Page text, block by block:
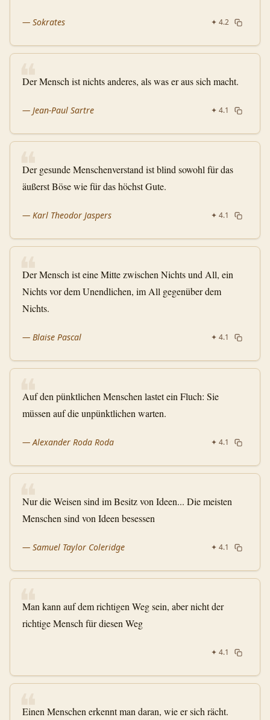
— Sokrates ✦ 4.2
❝
Der Mensch ist nichts anderes, als was er aus sich macht.
— Jean-Paul Sartre ✦ 4.1
❝
Der gesunde Menschenverstand ist blind sowohl für das
äußerst Böse wie für das höchst Gute.
— Karl Theodor Jaspers ✦ 4.1
❝
Der Mensch ist eine Mitte zwischen Nichts und All, ein
Nichts vor dem Unendlichen, im All gegenüber dem
Nichts.
— Blaise Pascal ✦ 4.1
❝
Auf den pünktlichen Menschen lastet ein Fluch: Sie
müssen auf die unpünktlichen warten.
—Alexander Roda Roda ✦ 4.1
❝
Nur die Weisen sind im Besitz von Ideen... Die meisten
Menschen sind von Ideen besessen
— Samuel Taylor Coleridge ✦ 4.1
❝
Man kann auf dem richtigen Weg sein, aber nicht der
richtige Mensch für diesen Weg
✦ 4.1
❝
Einen Menschen erkennt man daran, wie er sich rächt.